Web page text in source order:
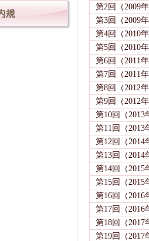
第2回（2009
第3回（2009
第4回（2010
第5回（2010
第6回（2011
第7回（2011
第8回（2012
第9回（2012
第10回（2013
第11回（2013
第12回（2014
第13回（2014
第14回（2015
第15回（2015
第16回（2016
第17回（2016
第18回（2017
第19回（2017